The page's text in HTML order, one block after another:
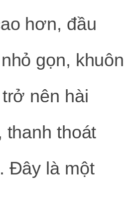
hơn, đầu
gọn, khuôn
nên hài
thanh thoát
Đây là một